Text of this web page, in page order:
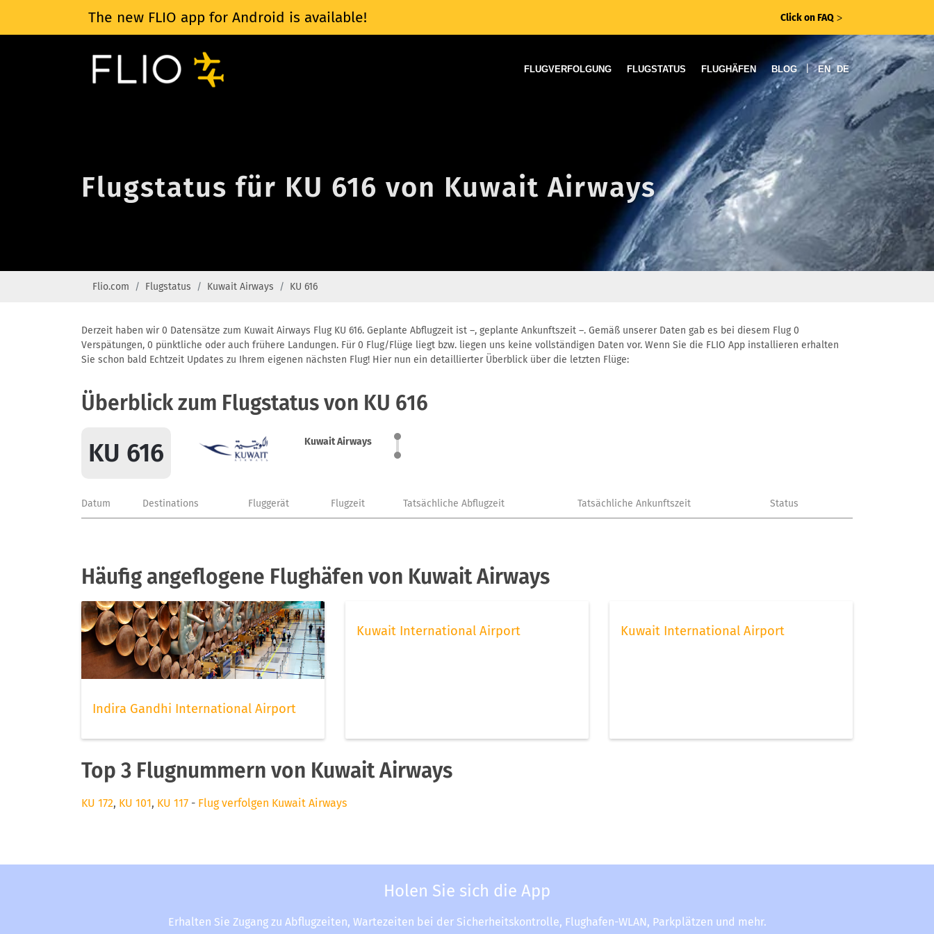
The new FLIO app for Android is available! Click on FAQ ᐳ
FLUGVERFOLGUNG FLUGSTATUS FLUGHÄFEN BLOG | EN DE
Flugstatus für KU 616 von Kuwait Airways
Flio.com Flugstatus Kuwait Airways KU 616
Derzeit haben wir 0 Datensätze zum Kuwait Airways Flug KU 616. Geplante Abflugzeit ist –, geplante Ankunftszeit –. Gemäß unserer Daten gab es bei diesem Flug 0
Verspätungen, 0 pünktliche oder auch frühere Landungen. Für 0 Flug/Flüge liegt bzw. liegen uns keine vollständigen Daten vor. Wenn Sie die FLIO App installieren erhalten
Sie schon bald Echtzeit Updates zu Ihrem eigenen nächsten Flug! Hier nun ein detaillierter Überblick über die letzten Flüge:
Überblick zum Flugstatus von KU 616
KU 616 Kuwait Airways
Datum Destinations Fluggerät Flugzeit Tatsächliche Abflugzeit Tatsächliche Ankunftszeit Status
Häufig angeflogene Flughäfen von Kuwait Airways
Indira Gandhi International Airport
Kuwait International Airport Kuwait International Airport
Top 3 Flugnummern von Kuwait Airways
KU 172, KU 101, KU 117 - Flug verfolgen Kuwait Airways
Holen Sie sich die App
Erhalten Sie Zugang zu Abflugzeiten, Wartezeiten bei der Sicherheitskontrolle, Flughafen-WLAN, Parkplätzen und mehr.